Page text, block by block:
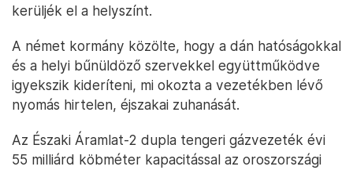
kerüljék el a helyszínt.
A német kormány közölte, hogy a dán hatóságokkal
és a helyi bűnüldöző szervekkel együttműködve
igyekszik kideríteni, mi okozta a vezetékben lévő
nyomás hirtelen, éjszakai zuhanását.
Az Északi Áramlat-2 dupla tengeri gázvezeték évi
55 milliárd köbméter kapacitással az oroszországi